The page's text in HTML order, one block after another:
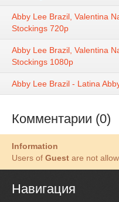
Abby Lee Brazil, Valentina
Stockings 720p
Abby Lee Brazil, Valentina
Stockings 1080p
Abby Lee Brazil - Latina
Комментарии (0)
Information
Users of Guest are not
Навигация